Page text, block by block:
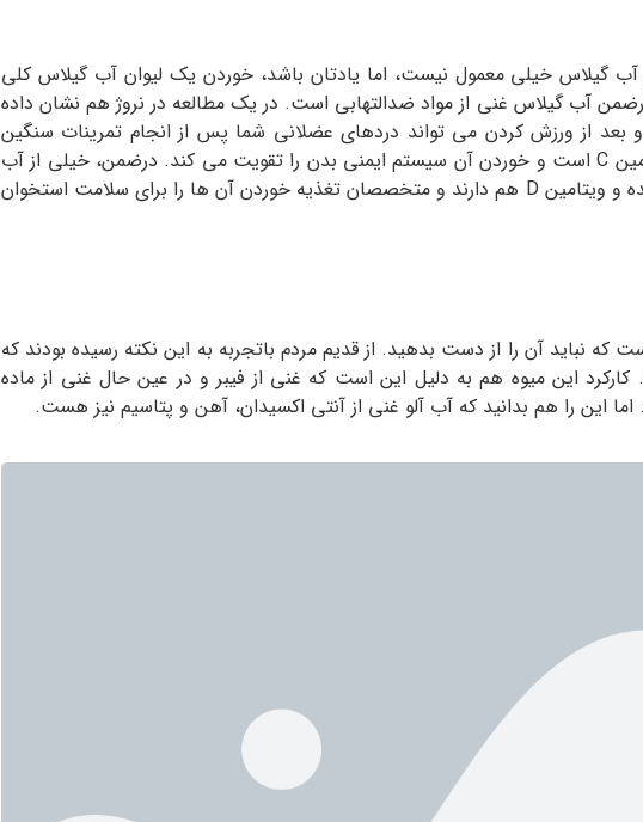
گیلاس خیلی معمول نیست، اما یادتان باشد، خوردن یک لیوان آب گیلاس کلی
آب گیلاس غنی از مواد ضدالتهابی است. در یک مطالعه در نروژ هم نشان داده
از ورزش کردن می تواند دردهای عضلانی شما پس از انجام تمرینات سنگین
ورزشی را کاهش دهد.آب پرتقال پر از ویتامین C است و خوردن آن سیستم ایمنی بدن را تقویت می کند. درضمن، خیلی از آب
پرتقال های موجود در بازار کلسیم اضافه شده و ویتامین D هم دارند و متخصصان تغذیه خوردن آن ها را برای سلامت استخوان
که نباید آن را از دست بدهید. از قدیم مردم باتجربه به این نکته رسیده بودند که
این میوه هم به دلیل این است که غنی از فیبر و در عین حال غنی از ماده
را هم بدانید که آب آلو غنی از آنتی اکسیدان، آهن و پتاسیم نیز هست.